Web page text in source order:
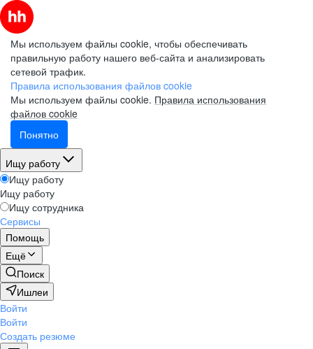
Мы используем файлы cookie, чтобы обеспечивать
правильную работу нашего веб-сайта и анализировать
сетевой трафик.
Правила использования файлов cookie
Мы используем файлы cookie. Правила использования
файлов cookie
Понятно
Ищу работу
Ищу работу
Ищу работу
Ищу сотрудника
Сервисы
Помощь
Ещё
Поиск
Ишлеи
Войти
Войти
Создать резюме